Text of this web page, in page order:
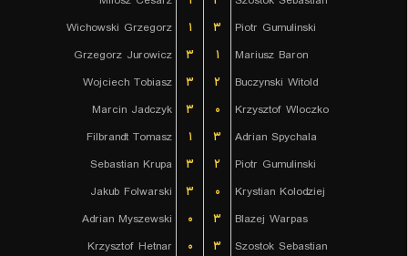
Wichowski Grzegorz
۱ ۳
Piotr Gumulinski
Grzegorz Jurowicz
۳ ۱
Mariusz Baron
Wojciech Tobiasz
۳ ۲
Buczynski Witold
Marcin Jadczyk
۳ ۰
Krzysztof Wloczko
Filbrandt Tomasz
۱ ۳
Adrian Spychala
Sebastian Krupa
۳ ۲
Piotr Gumulinski
Jakub Folwarski
۳ ۰
Krystian Kolodziej
Adrian Myszewski
۰ ۳
Blazej Warpas
Krzysztof Hetnar
۰ ۳
Szostok Sebastian